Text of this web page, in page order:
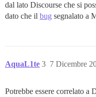
dal lato Discourse che si
dato che il bug segnalato a
AquaL1te 7 Dicembre
3
Potrebbe essere correlato a